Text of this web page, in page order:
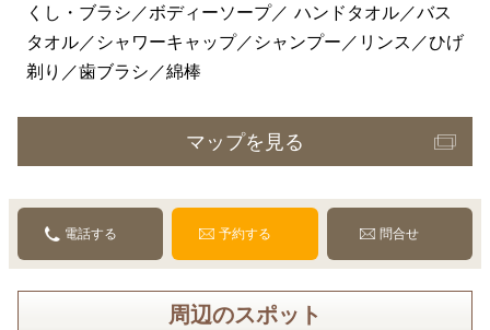
くし・ブラシ／ボディーソープ／ ハンドタオル／バス
タオル／シャワーキャップ／シャンプー／リンス／ひげ
剃り／歯ブラシ／綿棒
マップを見る
電話する 予約する 問合せ
周辺のスポット